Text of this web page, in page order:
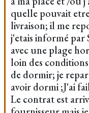
quelle pouvait
livraison; il me
j'etais informé par
avec une plage
loin des
de dormir; je
avoir dormi ;J'ai
Le contrat est